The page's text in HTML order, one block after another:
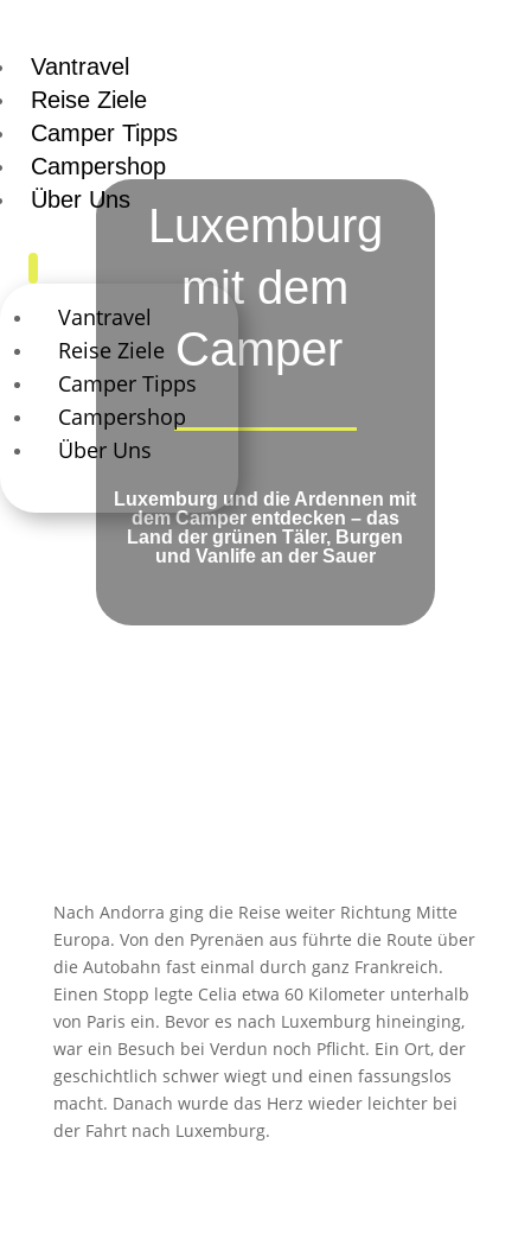
Vantravel
Reise Ziele
Camper Tipps
Campershop
Über Uns
Vantravel
Reise Ziele
Camper Tipps
Campershop
Über Uns
Luxemburg
mit dem
Camper
Luxemburg und die Ardennen mit
dem Camper entdecken – das
Land der grünen Täler, Burgen
und Vanlife an der Sauer
Nach Andorra ging die Reise weiter Richtung Mitte
Europa. Von den Pyrenäen aus führte die Route über
die Autobahn fast einmal durch ganz Frankreich.
Einen Stopp legte Celia etwa 60 Kilometer unterhalb
von Paris ein. Bevor es nach Luxemburg hineinging,
war ein Besuch bei Verdun noch Pflicht. Ein Ort, der
geschichtlich schwer wiegt und einen fassungslos
macht. Danach wurde das Herz wieder leichter bei
der Fahrt nach Luxemburg.